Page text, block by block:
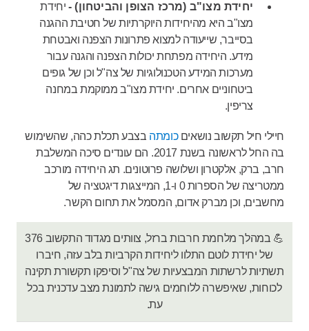
יחידת מצו"ב (מרכז הצופן והביטחון) - יחידת
מצו"ב היא מהיחידות היוקרתיות של חטיבת ההגנה
בסייבר, שייעודה למצוא פתרונות הצפנה ואבטחת
מידע. היחידה מפתחת יכולות הצפנה והגנה עבור
מערכות המידע הטכנולוגיות של צה"ל וכן של גופים
ביטחוניים אחרים. יחידת מצו"ב ממוקמת במחנה
צריפין.
חיילי חיל תקשוב נושאיםכומתה בצבע תכלת כהה, שהשימוש
בה החל לראשונה בשנת 2017.
הם עונדים סיכה המשלבת
חרב, ברק, אלקטרון ושלושה פרוטונים. תג היחידה מורכב
ממטריצה של הספרות 0 ו-1, המייצגות דיגטציה של
מחשבים, וכן מברק אדום, המסמל את תחום הקשר.
💪 במהלך מלחמת חרבות ברזל, צוותים מגדוד התקשוב 376
של יחידת לוטם התלוו ליחידות הקרביות בלב עזה, חיברו
תשתיות לרשתות המבצעיות של צה"ל וסיפקו תקשורת תקינה
לכוחות, שאיפשרה ללוחמים גישה לתמונת מצב עדכנית בכל
עת.